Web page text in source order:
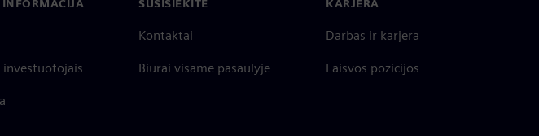
investuotojais
SUSISIEKITE
Kontaktai
Biurai visame pasaulyje
KARJERA
Darbas ir karjera
Laisvos pozicijos